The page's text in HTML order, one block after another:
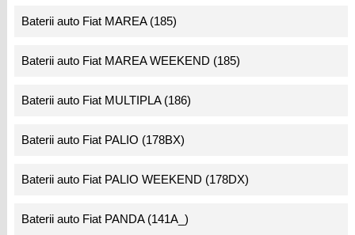
Baterii auto Fiat MAREA (185)
Baterii auto Fiat MAREA WEEKEND (185)
Baterii auto Fiat MULTIPLA (186)
Baterii auto Fiat PALIO (178BX)
Baterii auto Fiat PALIO WEEKEND (178DX)
Baterii auto Fiat PANDA (141A_)